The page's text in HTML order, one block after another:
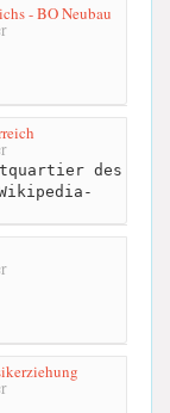
- BO Neubau
des